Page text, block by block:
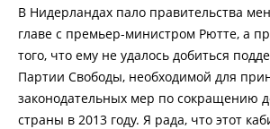
В Нидерландах пало правительства
главе с премьер-министром Рютте, а
того, что ему не удалось добиться
Партии Свободы, необходимой для
законодательных мер по сокращению
страны в 2013 году. Я рада, что этот